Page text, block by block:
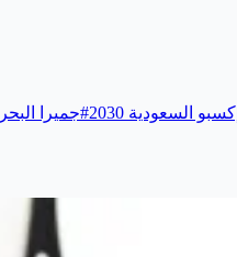
إكسبو السعودية 2030 #جميرا